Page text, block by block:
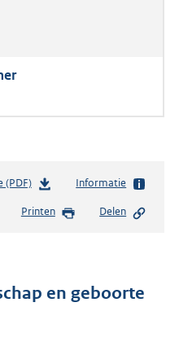
(PDF)b
s
s
Informatie
Printen Delen
en geboorte